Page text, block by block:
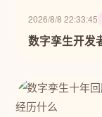
2026/8/8 22:33:45
数字孪生开发